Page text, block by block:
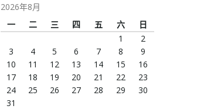
2026年8月
一
二 三 四 五 六
日
1
2
3
4 5 6 7 8
9
10
11 12 13 14 15
16
17
18 19 20 21 22
23
24
25 26 27 28 29
30
31